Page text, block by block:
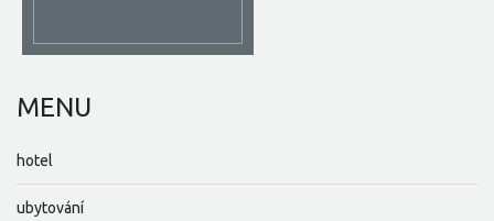
MENU
hotel
ubytování